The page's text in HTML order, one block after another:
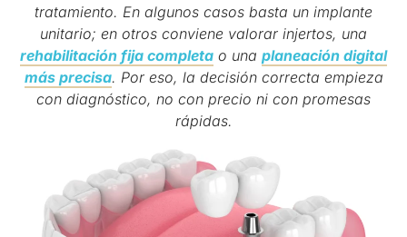
tratamiento. En algunos casos basta un implante
unitario; en otros conviene valorar injertos, una
rehabilitación fija completa o una planeación digital
más precisa. Por eso, la decisión correcta empieza
con diagnóstico, no con precio ni con promesas
rápidas.